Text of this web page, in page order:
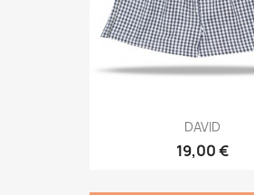
DAVID
19,00 €